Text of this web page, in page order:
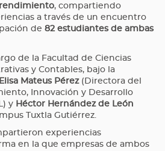
, compartiendo
a través de un encuentro
de 82 estudiantes de ambas
de la Facultad de Ciencias
y Contables, bajo la
Mateus Pérez(Directora del
Innovación y Desarrollo
y Héctor Hernández de León
Tuxtla Gutiérrez.
experiencias
en la que empresas de ambos